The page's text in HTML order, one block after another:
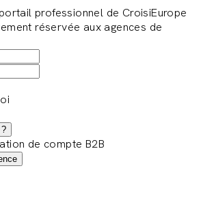
professionnel de CroisiEurope
réservée aux agences de
de compte B2B